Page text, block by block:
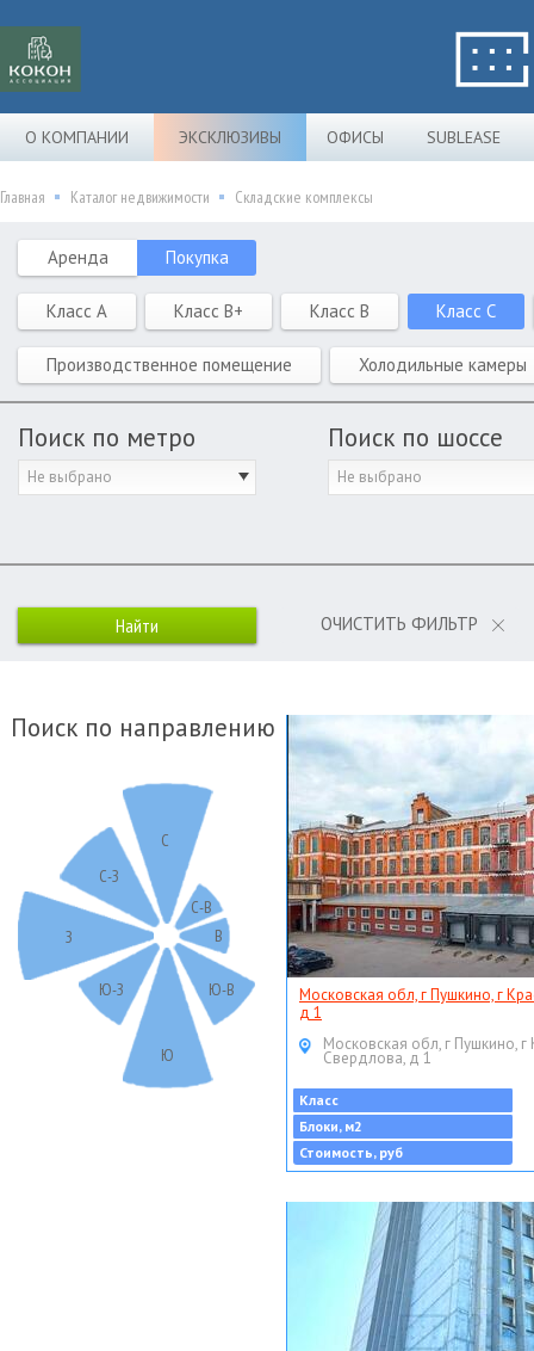
О КОМПАНИИ ЭКСКЛЮЗИВЫ ОФИСЫ SUBLEASE
Главная Каталог недвижимости Складские комплексы
Аренда Покупка
Класс A Класс B+ Класс B Класс C
Производственное помещение Холодильные камеры
Поиск по метро
Не выбрано
Поиск по шоссе
Не выбрано
ОЧИСТИТЬ ФИЛЬТР
Поиск по направлению
С
С-В
В
Ю-В
Ю
Ю-З
З
С-З
Московская обл, г Пушкино, г
д 1
Московская обл, г Пушкино, г
Свердлова, д 1
Класс
Блоки, м2
Стоимость, руб